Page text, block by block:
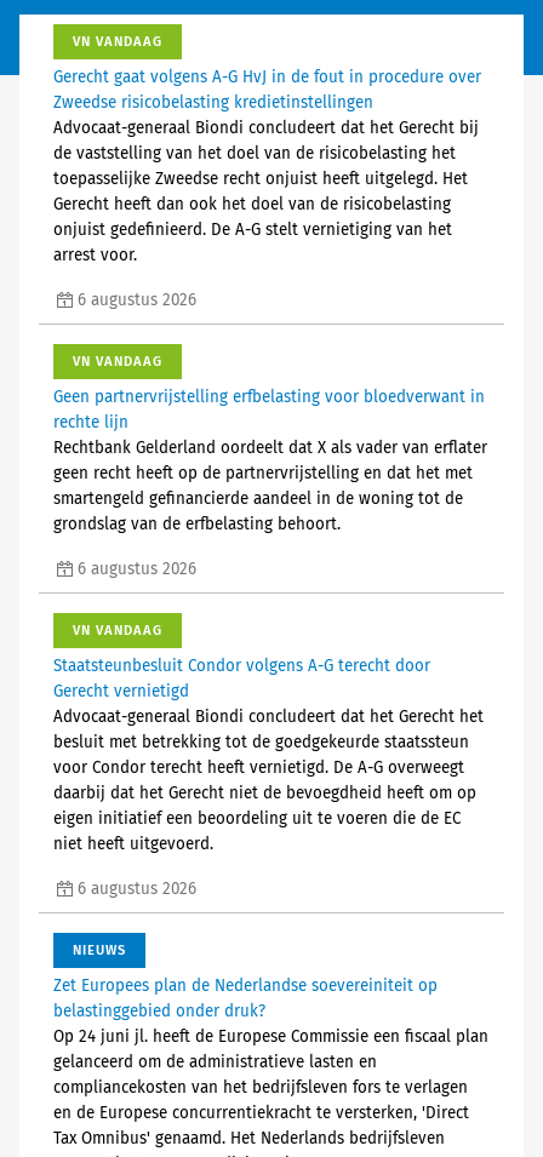
VN VANDAAG
Gerecht gaat volgens A-G HvJ in de fout in procedure over
Zweedse risicobelasting kredietinstellingen
Advocaat-generaal Biondi concludeert dat het Gerecht bij
de vaststelling van het doel van de risicobelasting het
toepasselijke Zweedse recht onjuist heeft uitgelegd. Het
Gerecht heeft dan ook het doel van de risicobelasting
onjuist gedefinieerd. De A-G stelt vernietiging van het
arrest voor.
6 augustus 2026
VN VANDAAG
Geen partnervrijstelling erfbelasting voor bloedverwant in
rechte lijn
Rechtbank Gelderland oordeelt dat X als vader van erflater
geen recht heeft op de partnervrijstelling en dat het met
smartengeld gefinancierde aandeel in de woning tot de
grondslag van de erfbelasting behoort.
6 augustus 2026
VN VANDAAG
Staatsteunbesluit Condor volgens A-G terecht door
Gerecht vernietigd
Advocaat-generaal Biondi concludeert dat het Gerecht het
besluit met betrekking tot de goedgekeurde staatssteun
voor Condor terecht heeft vernietigd. De A-G overweegt
daarbij dat het Gerecht niet de bevoegdheid heeft om op
eigen initiatief een beoordeling uit te voeren die de EC
niet heeft uitgevoerd.
6 augustus 2026
NIEUWS
Zet Europees plan de Nederlandse soevereiniteit op
belastinggebied onder druk?
Op 24 juni jl. heeft de Europese Commissie een fiscaal plan
gelanceerd om de administratieve lasten en
compliancekosten van het bedrijfsleven fors te verlagen
en de Europese concurrentiekracht te versterken, 'Direct
Tax Omnibus' genaamd. Het Nederlands bedrijfsleven